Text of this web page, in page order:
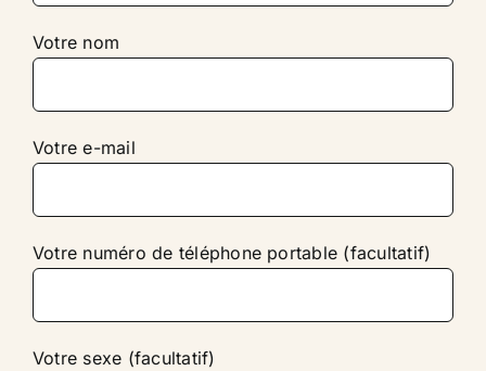
Votre nom
Votre e-mail
Votre numéro de téléphone portable (facultatif)
Votre sexe (facultatif)